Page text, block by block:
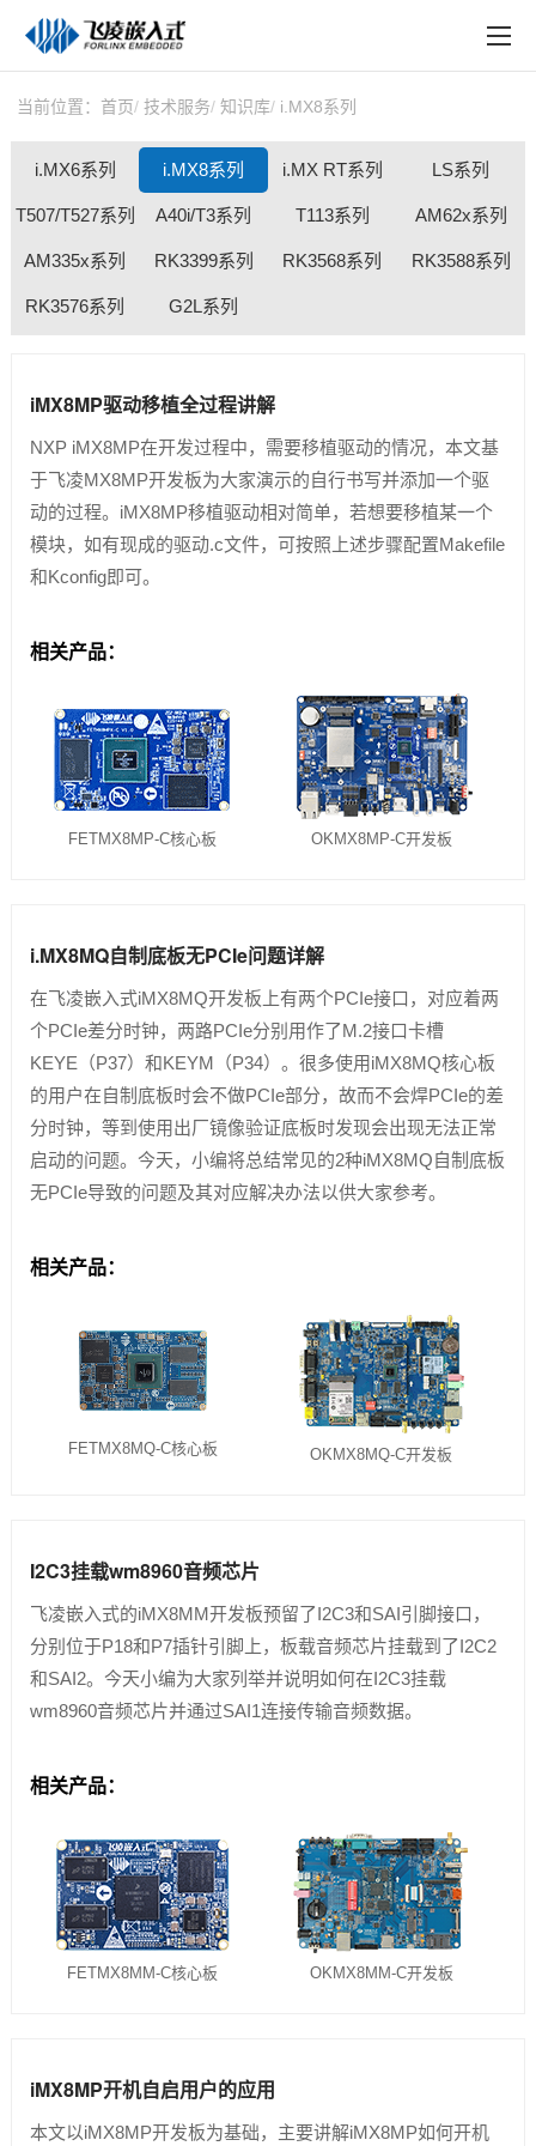
产品中心
技术与支持
在线文档
方案定制
淘宝商城
技术论坛
在线购买
当前位置： 首页 技术服务 知识库 i.MX8系列
i.MX6系列 i.MX8系列 i.MX RT系列 LS系列
T507/T527系列 A40i/T3系列 T113系列 AM62x系列
AM335x系列 RK3399系列 RK3568系列 RK3588系列
RK3576系列 G2L系列
iMX8MP驱动移植全过程讲解
NXP iMX8MP在开发过程中，需要移植驱动的情况，本文基
于飞凌MX8MP开发板为大家演示的自行书写并添加一个驱
动的过程。iMX8MP移植驱动相对简单，若想要移植某一个
模块，如有现成的驱动.c文件，可按照上述步骤配置Makefile
和Kconfig即可。
相关产品：
FETMX8MP-C核心板 OKMX8MP-C开发板
i.MX8MQ自制底板无PCIe问题详解
在飞凌嵌入式iMX8MQ开发板上有两个PCIe接口，对应着两
个PCIe差分时钟，两路PCIe分别用作了M.2接口卡槽
KEYE（P37）和KEYM（P34）。很多使用iMX8MQ核心板
的用户在自制底板时会不做PCIe部分，故而不会焊PCIe的差
分时钟，等到使用出厂镜像验证底板时发现会出现无法正常
启动的问题。今天，小编将总结常见的2种iMX8MQ自制底板
无PCIe导致的问题及其对应解决办法以供大家参考。
相关产品：
FETMX8MQ-C核心板 OKMX8MQ-C开发板
I2C3挂载wm8960音频芯片
飞凌嵌入式的iMX8MM开发板预留了I2C3和SAI引脚接口，
分别位于P18和P7插针引脚上，板载音频芯片挂载到了I2C2
和SAI2。今天小编为大家列举并说明如何在I2C3挂载
wm8960音频芯片并通过SAI1连接传输音频数据。
相关产品：
FETMX8MM-C核心板 OKMX8MM-C开发板
iMX8MP开机自启用户的应用
本文以iMX8MP开发板为基础，主要讲解iMX8MP如何开机